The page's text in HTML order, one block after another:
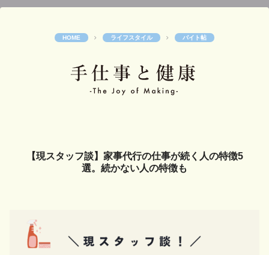
ライフスタイル バイト帖
【現スタッフ談】家事代行の仕事が続く人の特徴5
選。続かない人の特徴も